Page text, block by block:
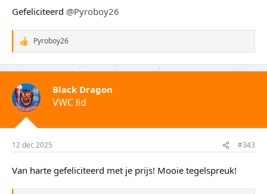
Gefeliciteerd @Pyroboy26
W
a
a
r
d
e
r
i
n
n
Pyroboy26
Black Dragon
VWC lid
12 dec 2025 #343
Van harte gefeliciteerd met je prijs! Mooie tegelspreuk!